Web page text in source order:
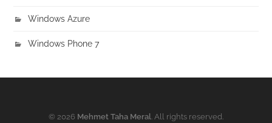
Windows Azure
Windows Phone 7
© 2026 Mehmet Taha Meral . All rights reserved.